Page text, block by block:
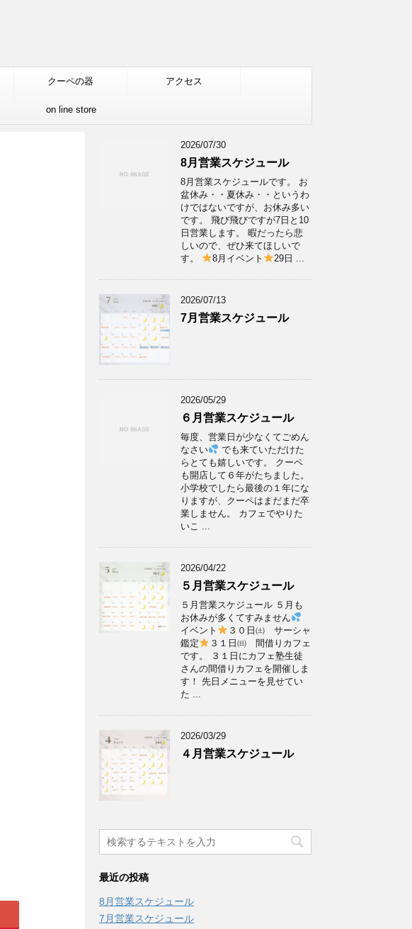
クーペの器 アクセス
on line store
2026/07/30
8月営業スケジュール
8月営業スケジュールです。 お
盆休み・・夏休み・・というわ
けではないですが、お休み多い
です。 飛び飛びですが7日と10
日営業します。 暇だったら悲
しいので、ぜひ来てほしいで
す。
8月イベント 29日 ...
2026/07/13
7月営業スケジュール
2026/05/29
６月営業スケジュール
毎度、営業日が少なくてごめん
なさい
でも来ていただけた
らとても嬉しいです。 クーペ
も開店して６年がたちました。
小学校でしたら最後の１年にな
りますが、クーペはまだまだ卒
業しません。 カフェでやりた
いこ ...
2026/04/22
５月営業スケジュール
５月営業スケジュール ５月も
お休みが多くてすみません
イベント
３０日㈯ サーシャ
鑑定
３１日㈰ 間借りカフェ
です。 ３１日にカフェ塾生徒
さんの間借りカフェを開催しま
す！ 先日メニューを見せてい
た ...
2026/03/29
４月営業スケジュール
最近の投稿
8月営業スケジュール
7月営業スケジュール